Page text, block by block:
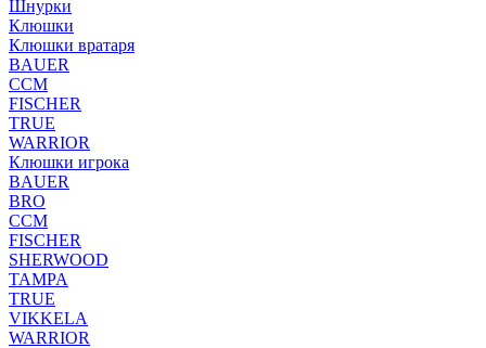
Шнурки
Клюшки
Клюшки вратаря
BAUER
CCM
FISCHER
TRUE
WARRIOR
Клюшки игрока
BAUER
BRO
CCM
FISCHER
SHERWOOD
TAMPA
TRUE
VIKKELA
WARRIOR